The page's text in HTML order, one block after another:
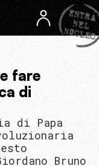
fare
di
di Papa
Bruno